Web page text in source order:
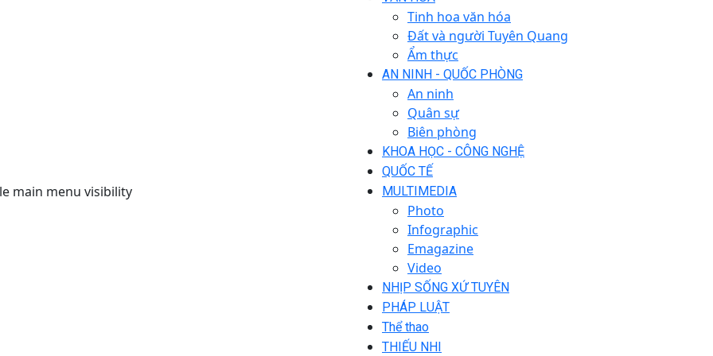
main menu visibility
Tinh hoa văn hóa
Đất và người Tuyên Quang
Ẩm thực
AN NINH - QUỐC PHÒNG
An ninh
Quân sự
Biên phòng
KHOA HỌC - CÔNG NGHỆ
QUỐC TẾ
MULTIMEDIA
Photo
Infographic
Emagazine
Video
NHỊP SỐNG XỨ TUYÊN
PHÁP LUẬT
Thể thao
THIẾU NHI